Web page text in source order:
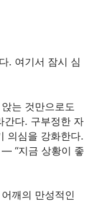
. 여기서 잠시 심
는 것만으로도
간다. 구부정한 자
의심을 강화한다.
“지금 상황이 좋
깨의 만성적인